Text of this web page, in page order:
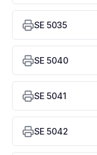
SE 5035
SE 5040
SE 5041
SE 5042